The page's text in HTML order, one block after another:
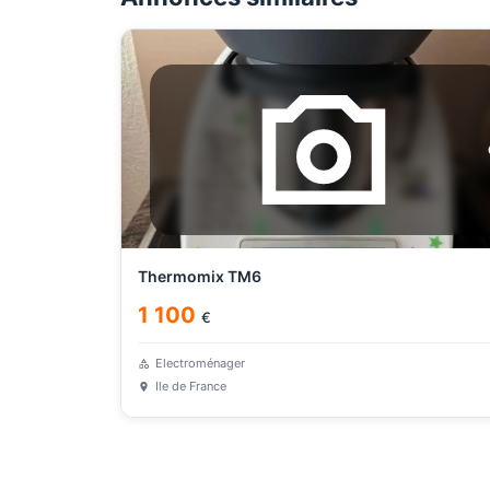
Thermomix TM6
1 100 €
Electroménager
Ile de France